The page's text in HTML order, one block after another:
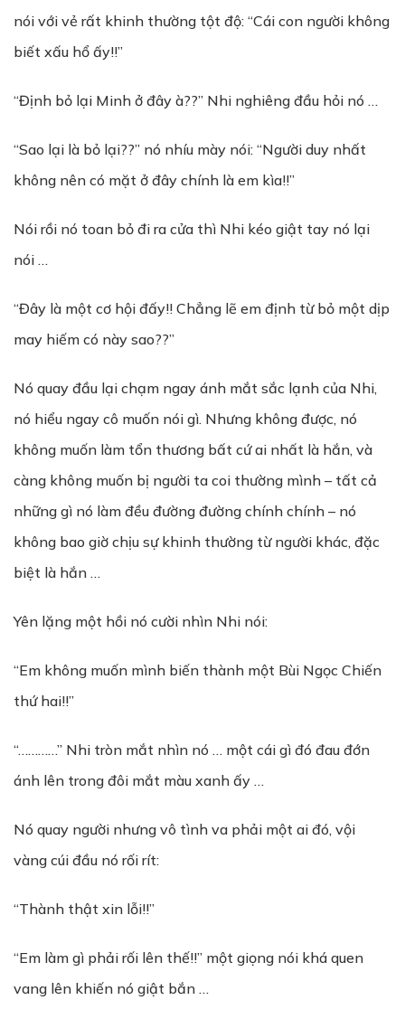
nói với vẻ rất khinh thường tột độ: “Cái con người không
biết xấu hổ ấy!!”
“Định bỏ lại Minh ở đây à??” Nhi nghiêng đầu hỏi nó …
“Sao lại là bỏ lại??” nó nhíu mày nói: “Người duy nhất
không nên có mặt ở đây chính là em kìa!!”
Nói rồi nó toan bỏ đi ra cửa thì Nhi kéo giật tay nó lại
nói …
“Đây là một cơ hội đấy!! Chẳng lẽ em định từ bỏ một dịp
may hiếm có này sao??”
Nó quay đầu lại chạm ngay ánh mắt sắc lạnh của Nhi,
nó hiểu ngay cô muốn nói gì. Nhưng không được, nó
không muốn làm tổn thương bất cứ ai nhất là hắn, và
càng không muốn bị người ta coi thường mình – tất cả
những gì nó làm đều đường đường chính chính – nó
không bao giờ chịu sự khinh thường từ người khác, đặc
biệt là hắn …
Yên lặng một hồi nó cười nhìn Nhi nói:
“Em không muốn mình biến thành một Bùi Ngọc Chiến
thứ hai!!”
“…………” Nhi tròn mắt nhìn nó … một cái gì đó đau đớn
ánh lên trong đôi mắt màu xanh ấy …
Nó quay người nhưng vô tình va phải một ai đó, vội
vàng cúi đầu nó rối rít:
“Thành thật xin lỗi!!”
“Em làm gì phải rối lên thế!!” một giọng nói khá quen
vang lên khiến nó giật bắn …